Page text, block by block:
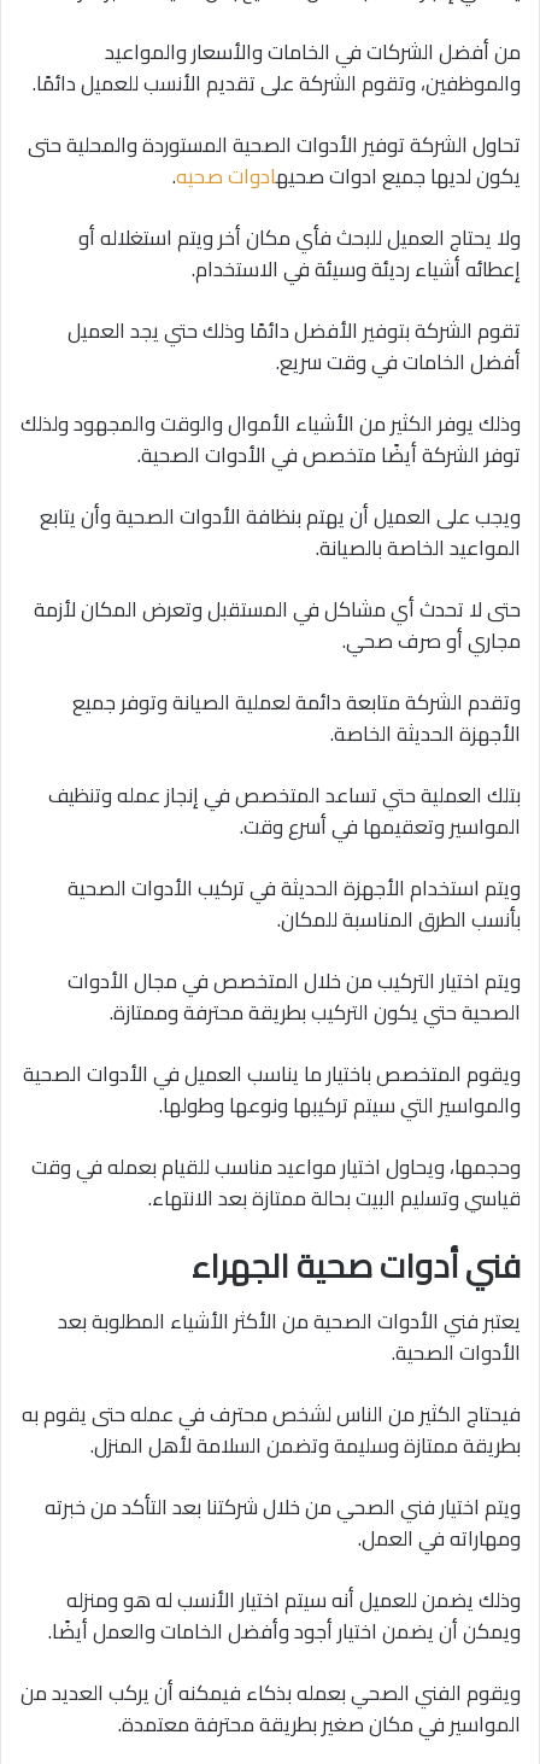
من أفضل الشركات في الخامات والأسعار والمواعيد
والموظفين، وتقوم الشركة على تقديم الأنسب للعميل دائمًا.
تحاول الشركة توفير الأدوات الصحية المستوردة والمحلية حتى
يكون لديها جميع ادوات صحيهادوات صحيه.
ولا يحتاج العميل للبحث فأي مكان أخر ويتم استغلاله أو
إعطائه أشياء رديئة وسيئة في الاستخدام.
تقوم الشركة بتوفير الأفضل دائمًا وذلك حتي يجد العميل
أفضل الخامات في وقت سريع.
وذلك يوفر الكثير من الأشياء الأموال والوقت والمجهود ولذلك
توفر الشركة أيضًا متخصص في الأدوات الصحية.
ويجب على العميل أن يهتم بنظافة الأدوات الصحية وأن يتابع
المواعيد الخاصة بالصيانة.
حتى لا تحدث أي مشاكل في المستقبل وتعرض المكان لأزمة
مجاري أو صرف صحي.
وتقدم الشركة متابعة دائمة لعملية الصيانة وتوفر جميع
الأجهزة الحديثة الخاصة.
بتلك العملية حتي تساعد المتخصص في إنجاز عمله وتنظيف
المواسير وتعقيمها في أسرع وقت.
ويتم استخدام الأجهزة الحديثة في تركيب الأدوات الصحية
بأنسب الطرق المناسبة للمكان.
ويتم اختيار التركيب من خلال المتخصص في مجال الأدوات
الصحية حتي يكون التركيب بطريقة محترفة وممتازة.
ويقوم المتخصص باختيار ما يناسب العميل في الأدوات الصحية
والمواسير التي سيتم تركيبها ونوعها وطولها.
وحجمها، ويحاول اختيار مواعيد مناسب للقيام بعمله في وقت
قياسي وتسليم البيت بحالة ممتازة بعد الانتهاء.
فني أدوات صحية الجهراء
يعتبر فني الأدوات الصحية من الأكثر الأشياء المطلوبة بعد
الأدوات الصحية.
فيحتاج الكثير من الناس لشخص محترف في عمله حتى يقوم به
بطريقة ممتازة وسليمة وتضمن السلامة لأهل المنزل.
ويتم اختيار فني الصحي من خلال شركتنا بعد التأكد من خبرته
ومهاراته في العمل.
وذلك يضمن للعميل أنه سيتم اختيار الأنسب له هو ومنزله
ويمكن أن يضمن اختيار أجود وأفضل الخامات والعمل أيضًا.
ويقوم الفني الصحي بعمله بذكاء فيمكنه أن يركب العديد من
المواسير في مكان صغير بطريقة محترفة معتمدة.